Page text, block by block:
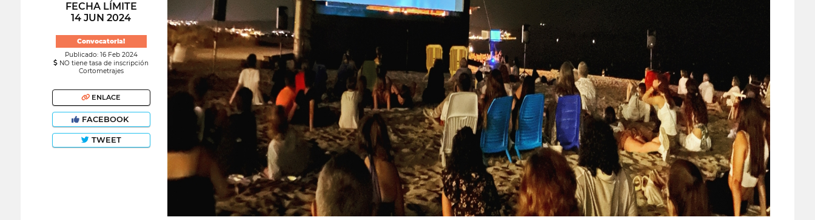
FECHA LÍMITE
14 JUN 2024
Convocatoria!
Publicado: 16 Feb 2024
NO tiene tasa de inscripción
Cortometrajes
ENLACE
FACEBOOK
TWEET